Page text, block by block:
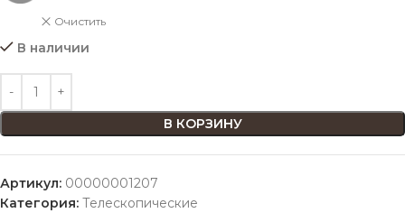
Очистить
В наличии
В КОРЗИНУ
Артикул: 00000001207
Категория: Телескопические